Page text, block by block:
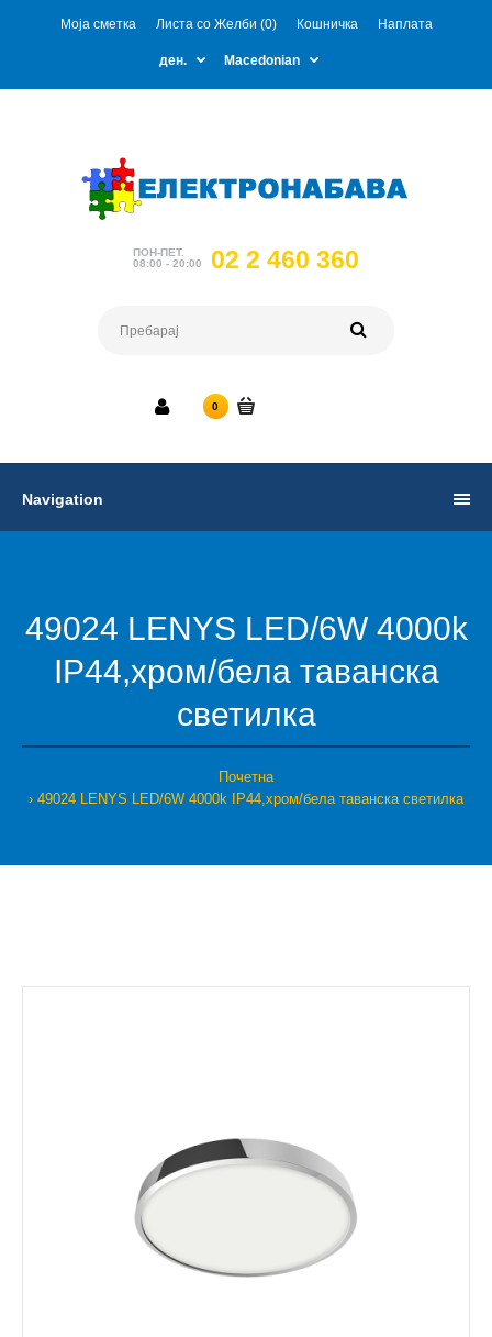
Моја сметка Листа со Желби (0) Кошничка Наплата
ден. Macedonian
ПОН-ПЕТ.
08:00 - 20:00
02 2 460 360
0
Navigation
49024 LENYS LED/6W 4000k
IP44,хром/белa таванска
светилка
Почетна
49024 LENYS LED/6W 4000k IP44,хром/белa таванска светилка